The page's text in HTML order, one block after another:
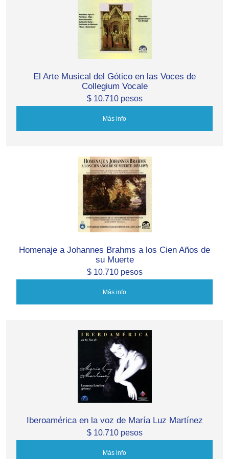
El Arte Musical del Gótico en las Voces de
Collegium Vocale
$ 10.710 pesos
Más info
Homenaje a Johannes Brahms a los Cien Años de
su Muerte
$ 10.710 pesos
Más info
Iberoamérica en la voz de María Luz Martínez
$ 10.710 pesos
Más info